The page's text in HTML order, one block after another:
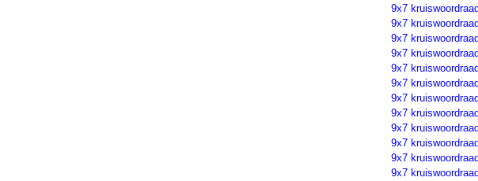
9x7
9x7
9x7
9x7
9x7
9x7
9x7
9x7
9x7
9x7
9x7
9x7